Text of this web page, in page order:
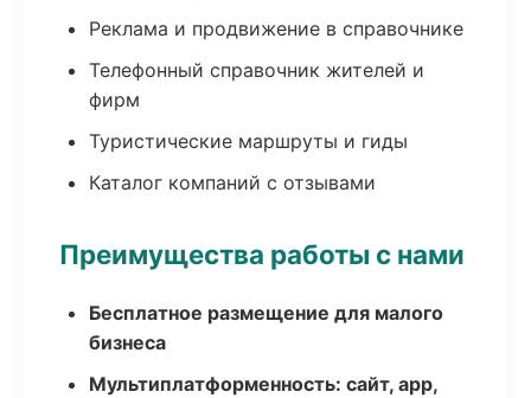
Реклама и продвижение в справочнике
Телефонный справочник жителей и
фирм
Туристические маршруты и гиды
Каталог компаний с отзывами
Преимущества работы с нами
Бесплатное размещение для малого
бизнеса
Мультиплатформенность: сайт, app,